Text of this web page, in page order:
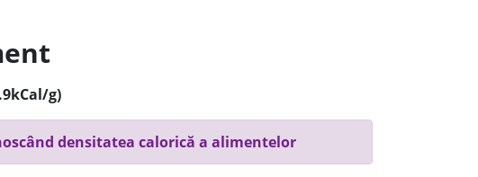
g)
densitatea calorică a alimentelor